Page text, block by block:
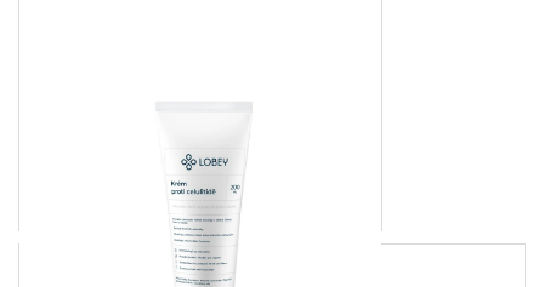
Pomáha zmierňovať celulitídu